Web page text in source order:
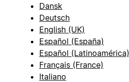
Dansk
Deutsch
English (UK)
Español (España)
Español (Latinoamérica)
Français (France)
Italiano